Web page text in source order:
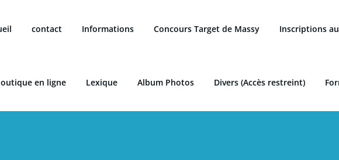
contact Informations Concours Target de Massy Inscriptions
en ligne Lexique Album Photos Divers (Accès restreint)